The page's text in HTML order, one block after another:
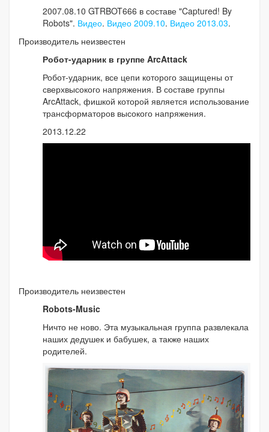
2007.08.10 GTRBOT666 в составе "Captured! By
Robots". Видео. Видео 2009.10. Видео 2013.03.
Производитель неизвестен
Робот-ударник в группе ArcAttack
Робот-ударник, все цепи которого защищены от
сверхвысокого напряжения. В составе группы
ArcAttack, фишкой которой является использование
трансформаторов высокого напряжения.
2013.12.22
Производитель неизвестен
Robots-Music
Ничто не ново. Эта музыкальная группа развлекала
наших дедушек и бабушек, а также наших
родителей.